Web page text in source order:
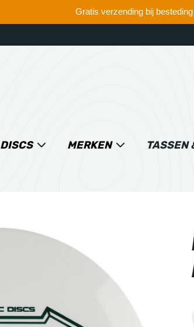
Gratis verzending bij
DISCS MERKEN TASSEN